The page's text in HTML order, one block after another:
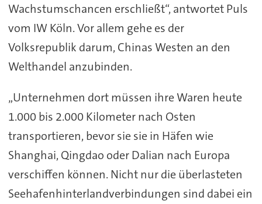
Wachstumschancen erschließt“, antwortet Puls
vom IW Köln. Vor allem gehe es der
Volksrepublik darum, Chinas Westen an den
Welthandel anzubinden.
„Unternehmen dort müssen ihre Waren heute
1.000 bis 2.000 Kilometer nach Osten
transportieren, bevor sie sie in Häfen wie
Shanghai, Qingdao oder Dalian nach Europa
verschiffen können. Nicht nur die überlasteten
Seehafenhinterlandverbindungen sind dabei ein